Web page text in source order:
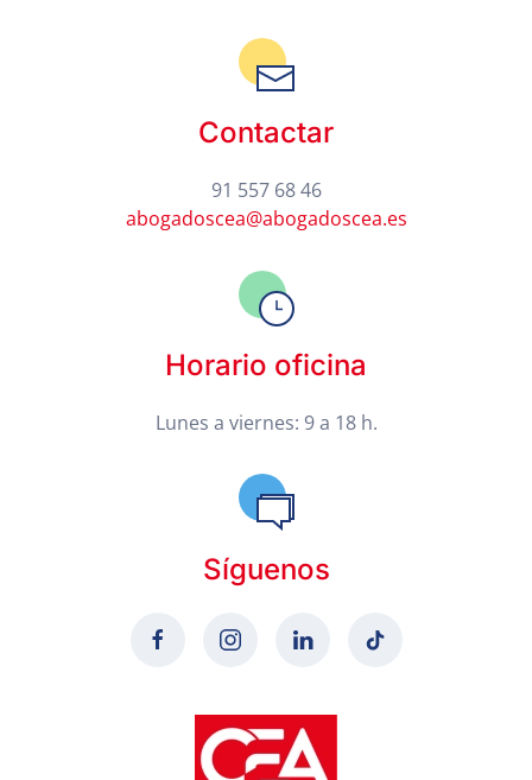
Contactar
91 557 68 46
abogadoscea@abogadoscea.es
Horario oficina
Lunes a viernes: 9 a 18 h.
Síguenos